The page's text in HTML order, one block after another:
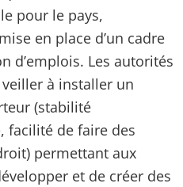
pour le pays,
en place d’un cadre
d’emplois. Les autorités
à installer un
(stabilité
facilité de faire des
permettant aux
et de créer des